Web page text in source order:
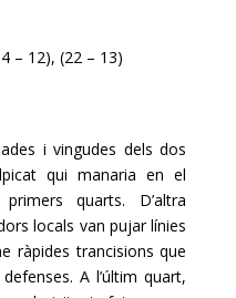
– 12), (22 – 13)
i vingudes dels dos
qui manaria en el
quarts. D’altra
locals van pujar línies
ràpides trancisions que
A l’últim quart,